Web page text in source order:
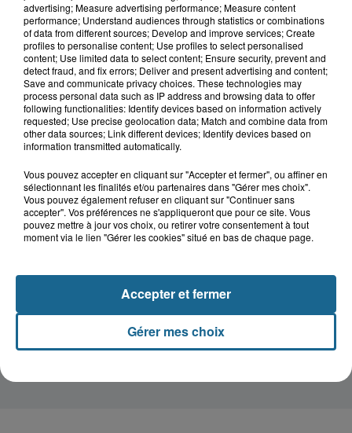
après l'explosion d'un jouet...
Valérie, 46 ans, portée disparue
depuis mardi à Dunkerque, sa...
Hazebrouck : victime d'un accident,
Lucas s'en est allé brutalement...
Violent accident à Cléty : quatre
blessés, deux femmes en urgence...
advertising; Measure advertising performance; Measure content
performance; Understand audiences through statistics or combinations
of data from different sources; Develop and improve services; Create
profiles to personalise content; Use profiles to select personalised
content; Use limited data to select content; Ensure security, prevent and
detect fraud, and fix errors; Deliver and present advertising and content;
Save and communicate privacy choices. These technologies may
process personal data such as IP address and browsing data to offer
following functionalities: Identify devices based on information actively
requested; Use precise geolocation data; Match and combine data from
other data sources; Link different devices; Identify devices based on
information transmitted automatically.
Vous pouvez accepter en cliquant sur "Accepter et fermer", ou affiner en
sélectionnant les finalités et/ou partenaires dans "Gérer mes choix".
Vous pouvez également refuser en cliquant sur "Continuer sans
accepter". Vos préférences ne s'appliqueront que pour ce site. Vous
pouvez mettre à jour vos choix, ou retirer votre consentement à tout
moment via le lien "Gérer les cookies" situé en bas de chaque page.
Gérer mes choix
Accepter et fermer